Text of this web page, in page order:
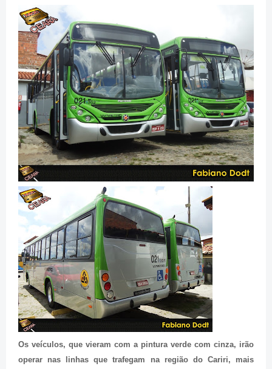
Os veículos, que vieram com a pintura verde com cinza, irão
operar nas linhas que trafegam na região do Cariri, mais